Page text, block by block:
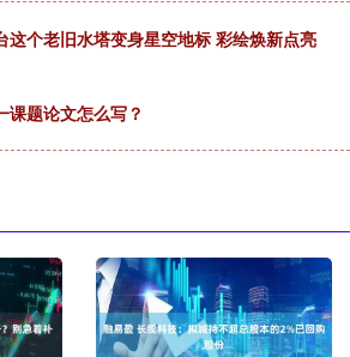
这个老旧水塔变身星空地标 彩绘焕新点亮
课题论文怎么写？